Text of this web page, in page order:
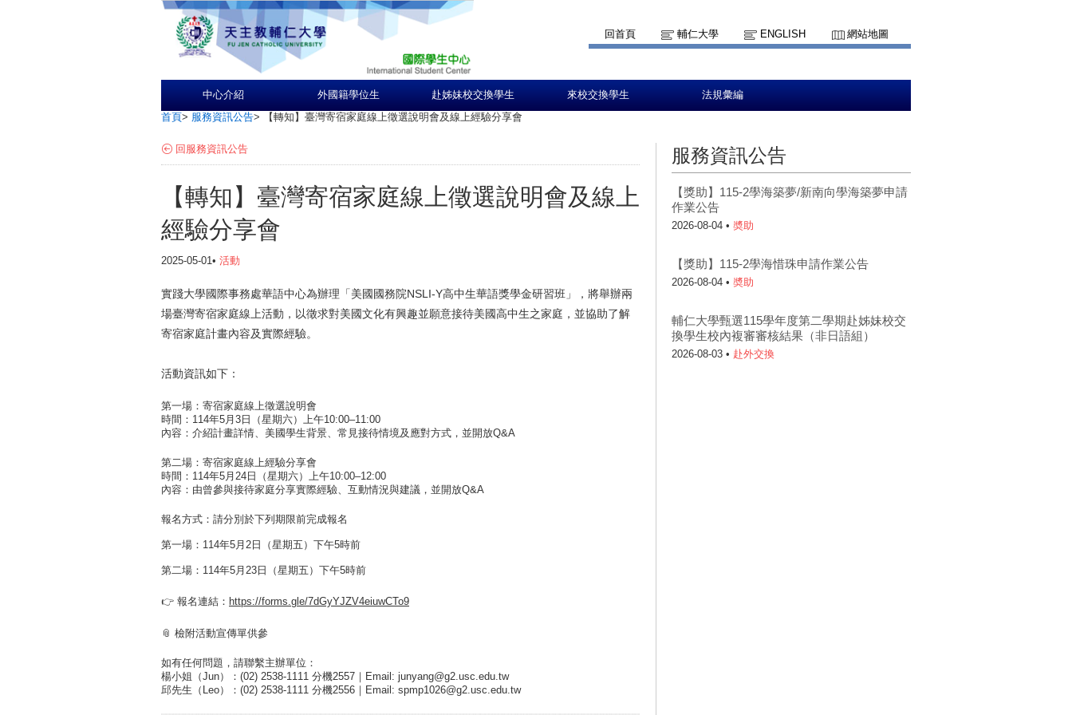
回首頁 輔仁大學 ENGLISH 網站地圖
中心介紹 外國籍學位生 赴姊妹校交換學生 來校交換學生 法規彙編
首頁> 服務資訊公告> 【轉知】臺灣寄宿家庭線上徵選說明會及線上經驗分享會
回服務資訊公告
【轉知】臺灣寄宿家庭線上徵選說明會及線上
經驗分享會
2025-05-01• 活動
實踐大學國際事務處華語中心為辦理「美國國務院NSLI-Y高中生華語獎學金研習班」，將舉辦兩
場臺灣寄宿家庭線上活動 ，以徵求對美國文化有興趣並願意接待美國高中生之家庭，並協助了解
寄宿家庭計畫內容及實際經驗。
活動資訊如下：
第一場：寄宿家庭線上徵選說明會
時間：114年5月3日（星期六）上午10:00–11:00
內容：介紹計畫詳情、美國學生背景、常見接待情境及應對方式，並開放Q&A
第二場：寄宿家庭線上經驗分享會
時間：114年5月24日（星期六）上午10:00–12:00
內容：由曾參與接待家庭分享實際經驗、互動情況與建議，並開放Q&A
報名方式 ：請分別於下列期限前完成報名
第一場 ： 114年5月2日（星期五）下午5時前
第二場 ： 114年5月23日（星期五）下午5時前
👉 報名連結： https://forms.gle/7dGyYJZV4eiuwCTo9
📎 檢附活動宣傳單供參
如有任何問題，請聯繫主辦單位：
楊小姐（Jun）：(02) 2538-1111 分機2557｜Email: junyang@g2.usc.edu.tw
邱先生（Leo）：(02) 2538-1111 分機2556｜Email: spmp1026@g2.usc.edu.tw
服務資訊公告
【獎助】115-2學海築夢/新南向學海築夢申請
作業公告
2026-08-04 • 奬助
【獎助】115-2學海惜珠申請作業公告
2026-08-04 • 奬助
輔仁大學甄選115學年度第二學期赴姊妹校交
換學生校內複審審核結果（非日語組）
2026-08-03 • 赴外交換